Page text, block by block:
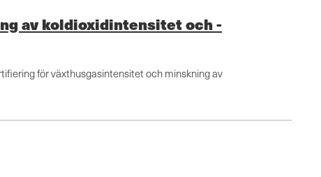
av koldioxidintensitet och -
för växthusgasintensitet och minskning av